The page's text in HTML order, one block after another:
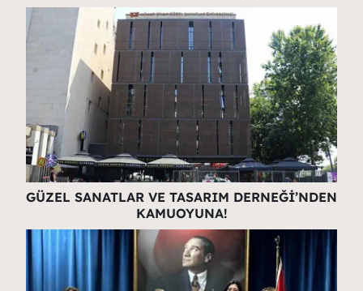
GÜZEL SANATLAR VE TASARIM DERNEĞİ’NDEN
KAMUOYUNA!